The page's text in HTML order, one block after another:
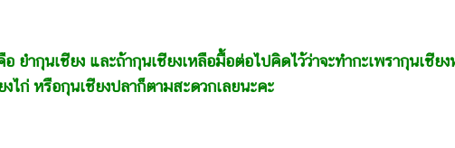
ยำกุนเชียง และถ้ากุนเชียงเหลือมื้อต่อไปคิดไว้ว่าจะทำกะเพรากุนเชียง
ไก่ หรือกุนเชียงปลาก็ตามสะดวกเลยนะคะ